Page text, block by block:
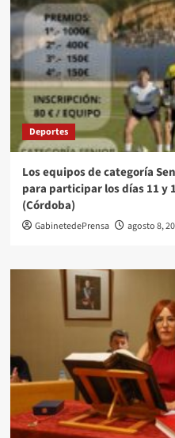
Deportes
Los equipos de categoría
para participar los días 11 y
(Córdoba)
GabinetedePrensa agosto 8,